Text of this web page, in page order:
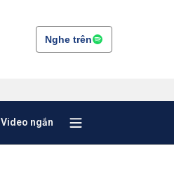
Nghe trên
Video ngắn